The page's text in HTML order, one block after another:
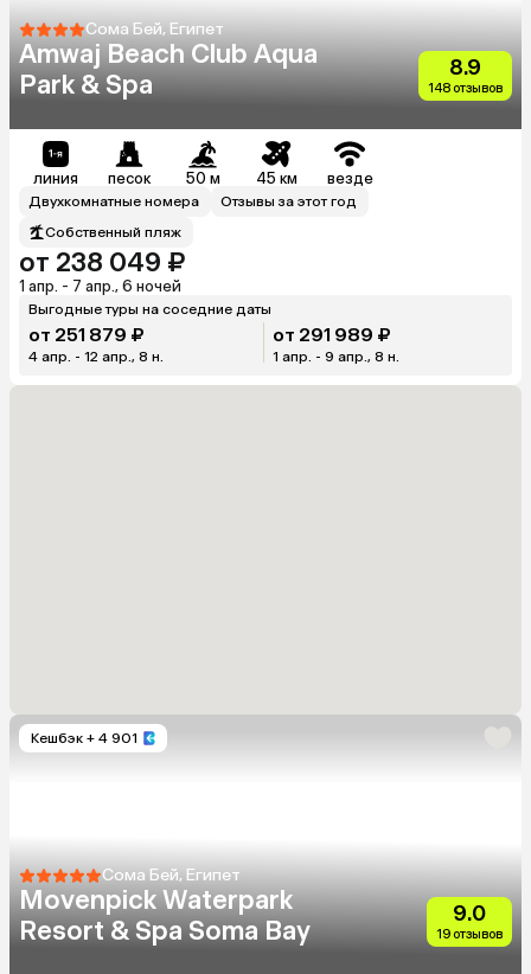
Сома Бей, Египет
Amwaj Beach Club Aqua
Park & Spa
8.9
148 отзывов
линия песок 50 м 45 км везде
Двухкомнатные номера
Отзывы за этот год
Собственный пляж
от 238 049 ₽
1 апр. - 7 апр., 6 ночей
Выгодные туры на соседние даты
от 251 879 ₽
4 апр. - 12 апр., 8 н.
от 291 989 ₽
1 апр. - 9 апр., 8 н.
Кешбэк + 4 901
Сома Бей, Египет
Movenpick Waterpark
Resort & Spa Soma Bay
9.0
19 отзывов